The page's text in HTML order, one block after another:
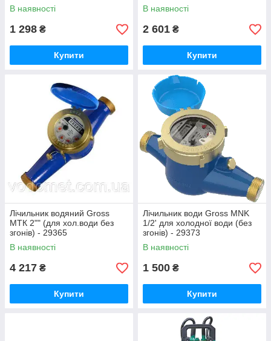
В наявності
1 298 ₴
Купити
В наявності
2 601 ₴
Купити
Лічильник водяний Gross
MTК 2"" (для хол.води без
згонів) - 29365
В наявності
4 217 ₴
Купити
Лічильник води Gross MNK
1/2' для холодної води (без
згонів) - 29373
В наявності
1 500 ₴
Купити